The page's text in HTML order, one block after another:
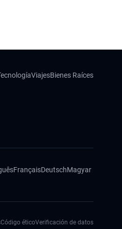
ViajesBienes Raíces
FrançaisDeutschMagyar
Código éticoVerificación de datos